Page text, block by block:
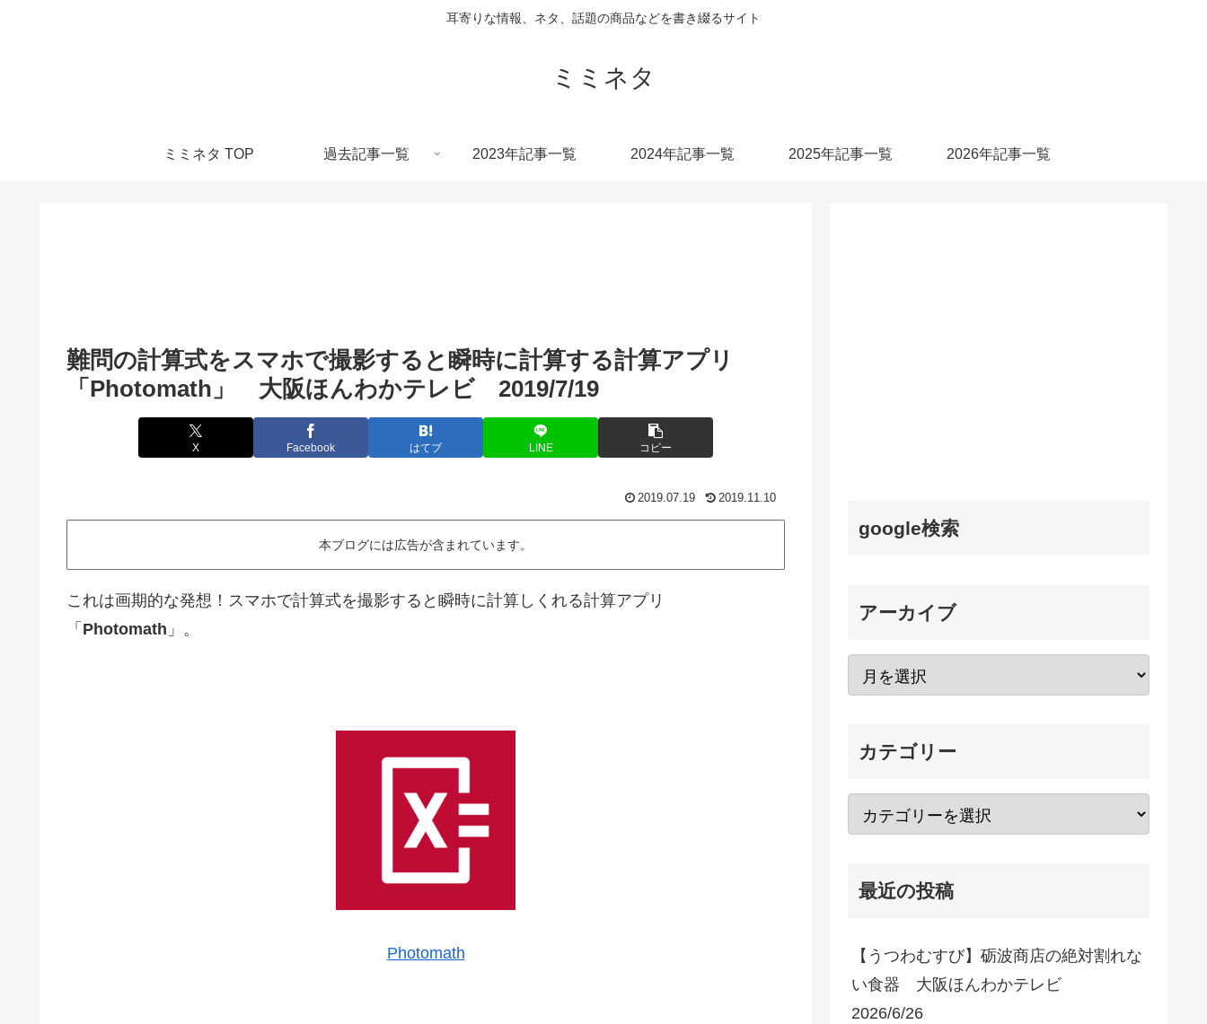
耳寄りな情報、ネタ、話題の商品などを書き綴るサイト
ミミネタ
ミミネタ TOP 過去記事一覧 2023年記事一覧 2024年記事一覧 2025年記事一覧 2026年記事一覧
難問の計算式をスマホで撮影すると瞬時に計算する計算アプリ
「Photomath」 大阪ほんわかテレビ 2019/7/19
X Facebook はてブ LINE コピー
2019.07.19 2019.11.10
本ブログには広告が含まれています。
これは画期的な発想！スマホで計算式を撮影すると瞬時に計算しくれる計算アプリ
「 Photomath 」。
Photomath
google検索
アーカイブ
カテゴリー
最近の投稿
【うつわむすび】砺波商店の絶対割れな
い食器 大阪ほんわかテレビ
2026/6/26